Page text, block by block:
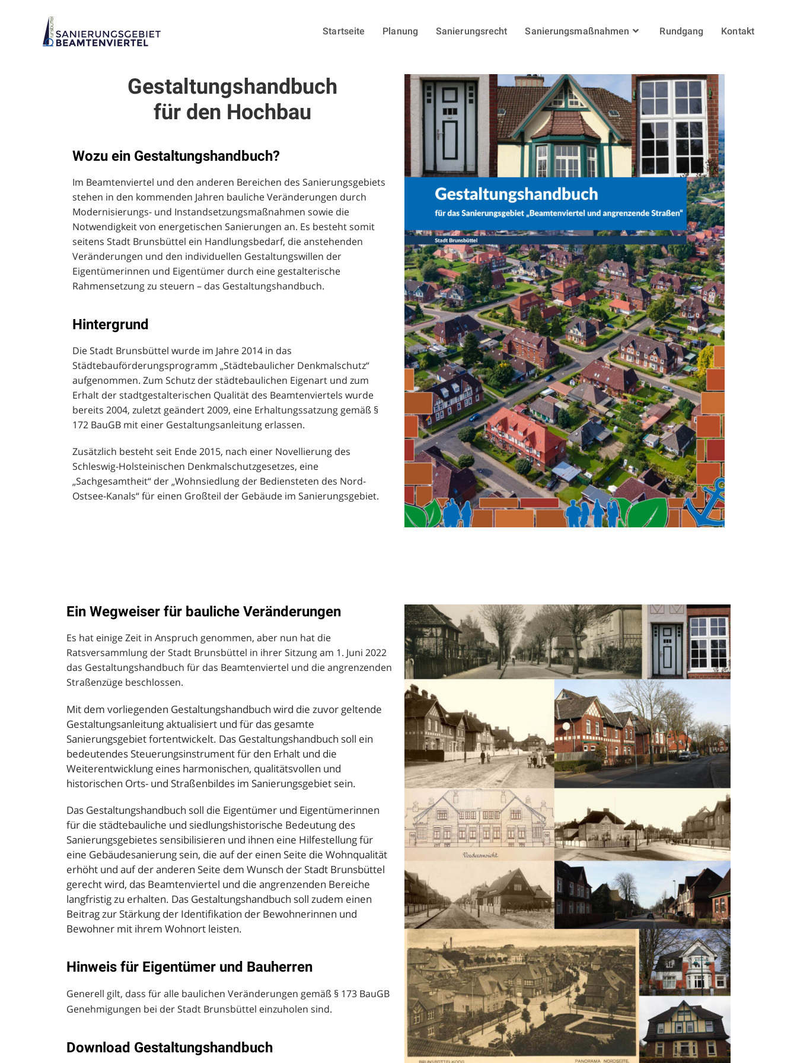
Startseite Planung Sanierungsrecht Sanierungsmaßnahmen Rundgang Kontakt
Gestaltungshandbuch
für den Hochbau
Wozu ein Gestaltungshandbuch?
Im Beamtenviertel und den anderen Bereichen des Sanierungsgebiets
stehen in den kommenden Jahren bauliche Veränderungen durch
Modernisierungs- und Instandsetzungsmaßnahmen sowie die
Notwendigkeit von energetischen Sanierungen an. Es besteht somit
seitens Stadt Brunsbüttel ein Handlungsbedarf, die anstehenden
Veränderungen und den individuellen Gestaltungswillen der
Eigentümerinnen und Eigentümer durch eine gestalterische
Rahmensetzung zu steuern – das Gestaltungshandbuch.
Hintergrund
Die Stadt Brunsbüttel wurde im Jahre 2014 in das
Städtebauförderungsprogramm „Städtebaulicher Denkmalschutz“
aufgenommen. Zum Schutz der städtebaulichen Eigenart und zum
Erhalt der stadtgestalterischen Qualität des Beamtenviertels wurde
bereits 2004, zuletzt geändert 2009, eine Erhaltungssatzung gemäß §
172 BauGB mit einer Gestaltungsanleitung erlassen.
Zusätzlich besteht seit Ende 2015, nach einer Novellierung des
Schleswig-Holsteinischen Denkmalschutzgesetzes, eine
„Sachgesamtheit“ der „Wohnsiedlung der Bediensteten des Nord-
Ostsee-Kanals“ für einen Großteil der Gebäude im Sanierungsgebiet.
Ein Wegweiser für bauliche Veränderungen
Es hat einige Zeit in Anspruch genommen, aber nun hat die
Ratsversammlung der Stadt Brunsbüttel in ihrer Sitzung am 1. Juni 2022
das Gestaltungshandbuch für das Beamtenviertel und die angrenzenden
Straßenzüge beschlossen.
Mit dem vorliegenden Gestaltungshandbuch wird die zuvor geltende
Gestaltungsanleitung aktualisiert und für das gesamte
Sanierungsgebiet fortentwickelt. Das Gestaltungshandbuch soll ein
bedeutendes Steuerungsinstrument für den Erhalt und die
Weiterentwicklung eines harmonischen, qualitätsvollen und
historischen Orts- und Straßenbildes im Sanierungsgebiet sein.
Das Gestaltungshandbuch soll die Eigentümer und Eigentümerinnen
für die städtebauliche und siedlungshistorische Bedeutung des
Sanierungsgebietes sensibilisieren und ihnen eine Hilfestellung für
eine Gebäudesanierung sein, die auf der einen Seite die Wohnqualität
erhöht und auf der anderen Seite dem Wunsch der Stadt Brunsbüttel
gerecht wird, das Beamtenviertel und die angrenzenden Bereiche
langfristig zu erhalten. Das Gestaltungshandbuch soll zudem einen
Beitrag zur Stärkung der Identifikation der Bewohnerinnen und
Bewohner mit ihrem Wohnort leisten.
Hinweis für Eigentümer und Bauherren
Generell gilt, dass für alle baulichen Veränderungen gemäß § 173 BauGB
Genehmigungen bei der Stadt Brunsbüttel einzuholen sind.
Download Gestaltungshandbuch